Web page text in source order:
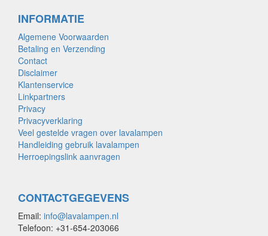
INFORMATIE
Algemene Voorwaarden
Betaling en Verzending
Contact
Disclaimer
Klantenservice
Linkpartners
Privacy
Privacyverklaring
Veel gestelde vragen over lavalampen
Handleiding gebruik lavalampen
Herroepingslink aanvragen
CONTACTGEGEVENS
Email: info@lavalampen.nl
Telefoon: +31-654-203066